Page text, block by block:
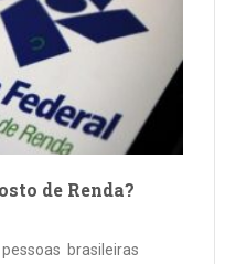
de Renda?
pessoas brasileiras